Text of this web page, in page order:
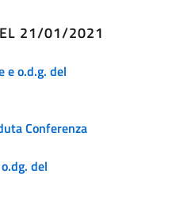
21/01/2021
e o.d.g. del
Conferenza
del